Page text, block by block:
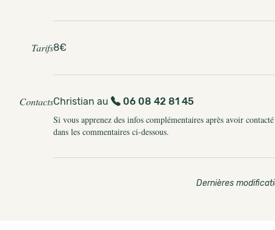
Tarifs8€
ContactsChristian au
06 08 42 81 45
Si vous apprenez des infos complémentaires après avoir
dans les commentaires ci-dessous.
Dernières